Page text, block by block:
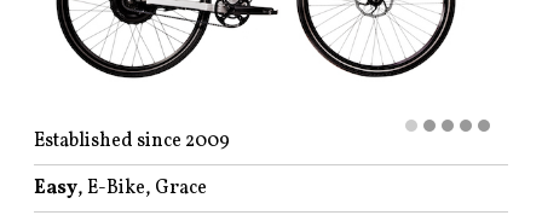
Established since 2009
Easy, E-Bike, Grace